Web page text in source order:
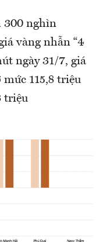
300 nghìn
vàng nhẫn “4
ngày 31/7, giá
115,8 triệu
triệu